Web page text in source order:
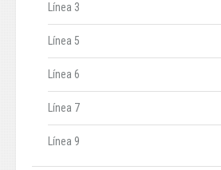
Línea 3
Línea 5
Línea 6
Línea 7
Línea 9